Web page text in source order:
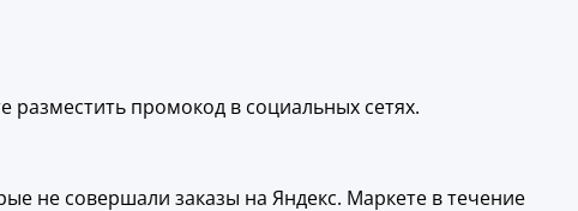
промокод в социальных сетях.
не совершали заказы на Яндекс. Маркете в течение